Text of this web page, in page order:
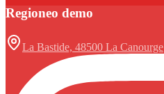
Regioneo demo
La Bastide, 48500 La Canourge